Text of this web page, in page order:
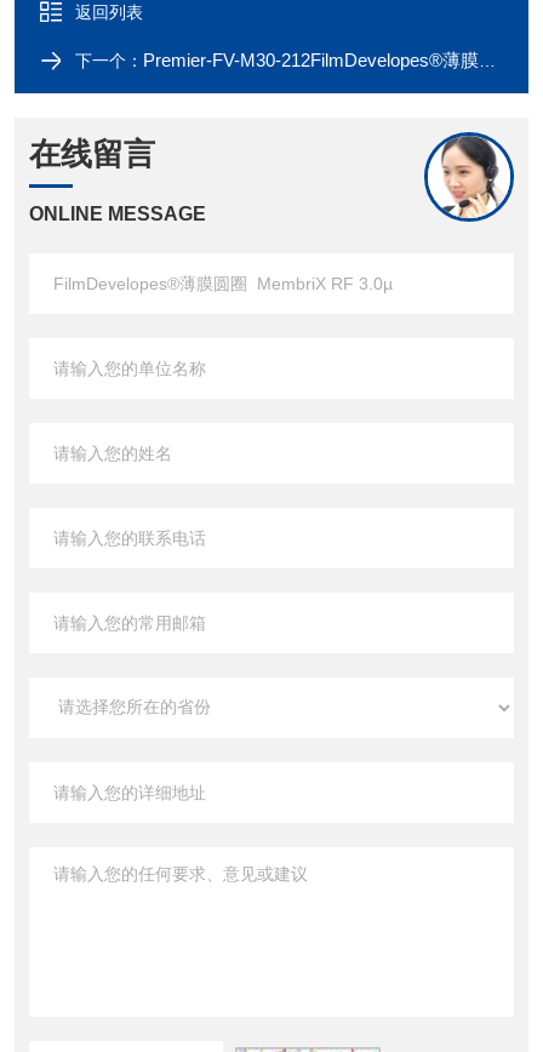
返回列表
下一个： Premier-FV-M30-212FilmDevelopes®薄膜圆圈 FV-M30-212
在线留言
ONLINE MESSAGE